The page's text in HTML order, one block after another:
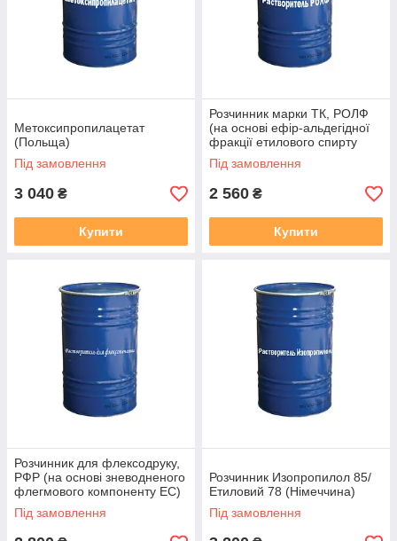
Метоксипропилацетат
(Польща)
Під замовлення
3 040 ₴
Купити
Розчинник марки ТК, РОЛФ
(на основі ефір-альдегідної
фракції етилового спирту
(ЕС) ) Україна
Під замовлення
2 560 ₴
Купити
Розчинник для флексодруку,
РФР (на основі зневодненого
флегмового компоненту ЕС)
(Україна)
Під замовлення
Розчинник Изопропилол 85/
Етиловий 78 (Німеччина)
Під замовлення